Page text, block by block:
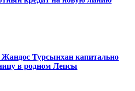
Турсынхан капитально
в родном Лепсы